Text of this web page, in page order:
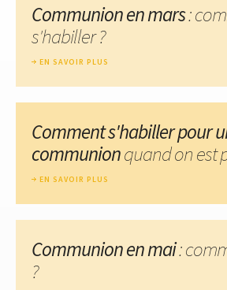
Communion en mars:
s'habiller ?
EN SAVOIR PLUS
Comment s'habiller pour
communionquand on est
EN SAVOIR PLUS
Communion en mai:
?